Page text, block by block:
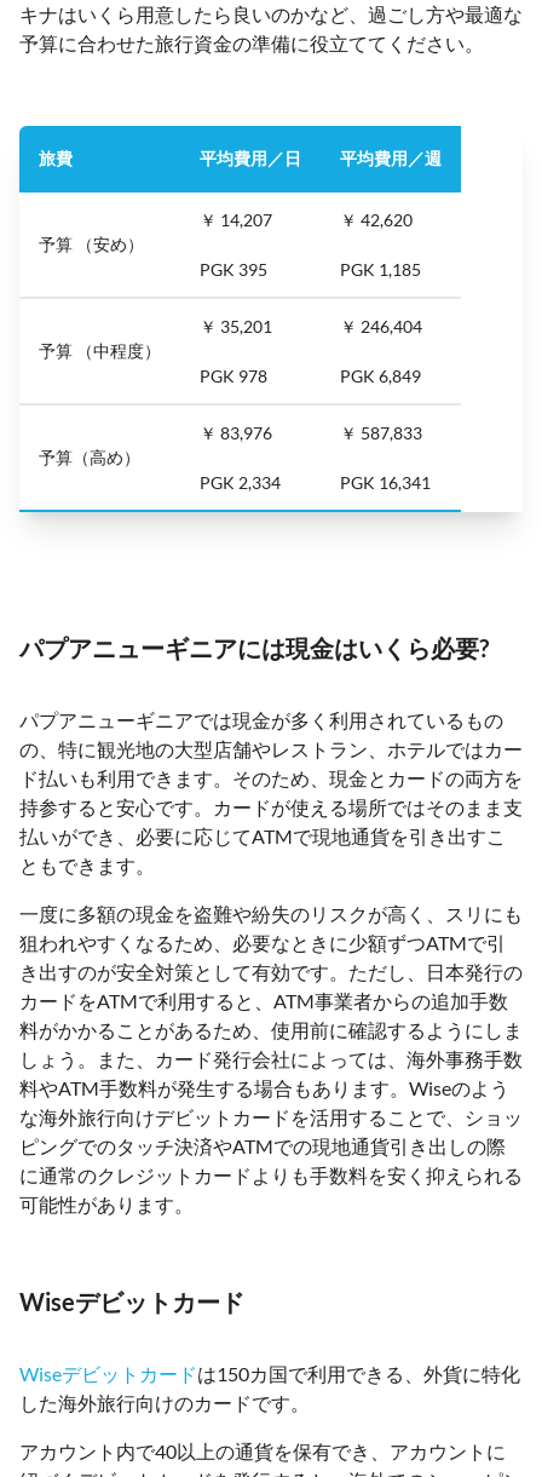
キナはいくら用意したら良いのかなど、過ごし方や最適な
予算に合わせた旅行資金の準備に役立ててください。
旅費 平均費用／日 平均費用／週
予算 （安め）
￥ 14,207
PGK 395
￥ 42,620
PGK 1,185
予算 （中程度）
￥ 35,201
PGK 978
￥ 246,404
PGK 6,849
予算（高め）
￥ 83,976
PGK 2,334
￥ 587,833
PGK 16,341
パプアニューギニアには現金はいくら必要?
パプアニューギニアでは現金が多く利用されているもの
の、特に観光地の大型店舗やレストラン、ホテルではカー
ド払いも利用できます。そのため、現金とカードの両方を
持参すると安心です。カードが使える場所ではそのまま支
払いができ、必要に応じてATMで現地通貨を引き出すこ
ともできます。
一度に多額の現金を盗難や紛失のリスクが高く、スリにも
狙われやすくなるため、必要なときに少額ずつATMで引
き出すのが安全対策として有効です。ただし、日本発行の
カードをATMで利用すると、ATM事業者からの追加手数
料がかかることがあるため、使用前に確認するようにしま
しょう。また、カード発行会社によっては、海外事務手数
料やATM手数料が発生する場合もあります。Wiseのよう
な海外旅行向けデビットカードを活用することで、ショッ
ピングでのタッチ決済やATMでの現地通貨引き出しの際
に通常のクレジットカードよりも手数料を安く抑えられる
可能性があります。
Wiseデビットカード
Wiseデビットカードは150カ国で利用できる、外貨に特化
した海外旅行向けのカードです。
アカウント内で40以上の通貨を保有でき、アカウントに